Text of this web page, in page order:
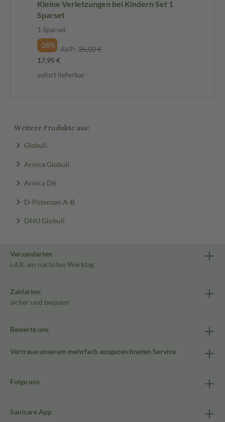
Kleine Verletzungen bei Kindern Set 1
Sparset
1 Sparset
-28%
AVP: 25,02 €
17,95 €
sofort lieferbar
Weitere Produkte aus:
Globuli
Arnica Globuli
Arnica D6
D-Potenzen A-B
DHU Globuli
Versandarten
i.d.R. am nächsten Werktag
Zahlarten
sicher und bequem
Bewerte uns
Vertraue unserem mehrfach ausgezeichneten Service
Folge uns
Sanicare App